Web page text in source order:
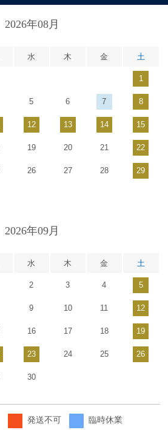
2026年08月
水 木 金 土
1
5 6 7 8
12 13 14 15
19 20 21 22
26 27 28 29
2026年09月
水 木 金 土
2 3 4 5
9 10 11 12
16 17 18 19
23 24 25 26
30
発送不可 臨時休業